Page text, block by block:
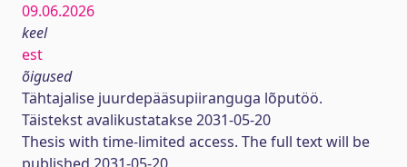
09.06.2026
keel
est
õigused
Tähtajalise juurdepääsupiiranguga lõputöö.
Täistekst avalikustatakse 2031-05-20
Thesis with time-limited access. The full text will be